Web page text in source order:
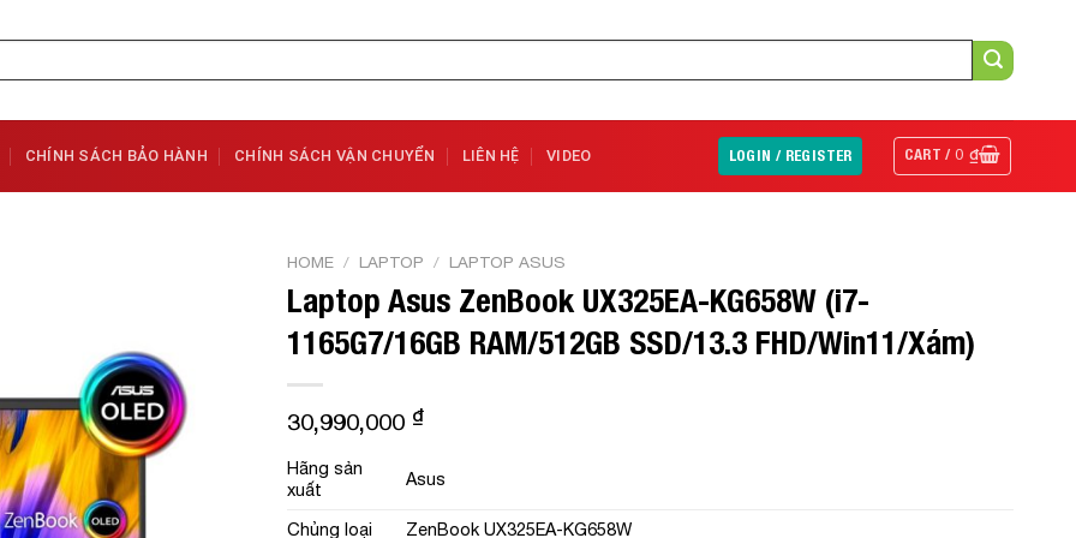
CHÍNH SÁCH BẢO HÀNH CHÍNH SÁCH VẬN CHUYỂN LIÊN HỆ VIDEO LOGIN / REGISTER CART /0₫
HOME / LAPTOP / LAPTOP ASUS
Laptop Asus ZenBook UX325EA-KG658W (i7-
1165G7/16GB RAM/512GB SSD/13.3 FHD/Win11/Xám)
30,990,000 ₫
Hãng sản
xuất
Asus
Chủng loại
ZenBook UX325EA-KG658W